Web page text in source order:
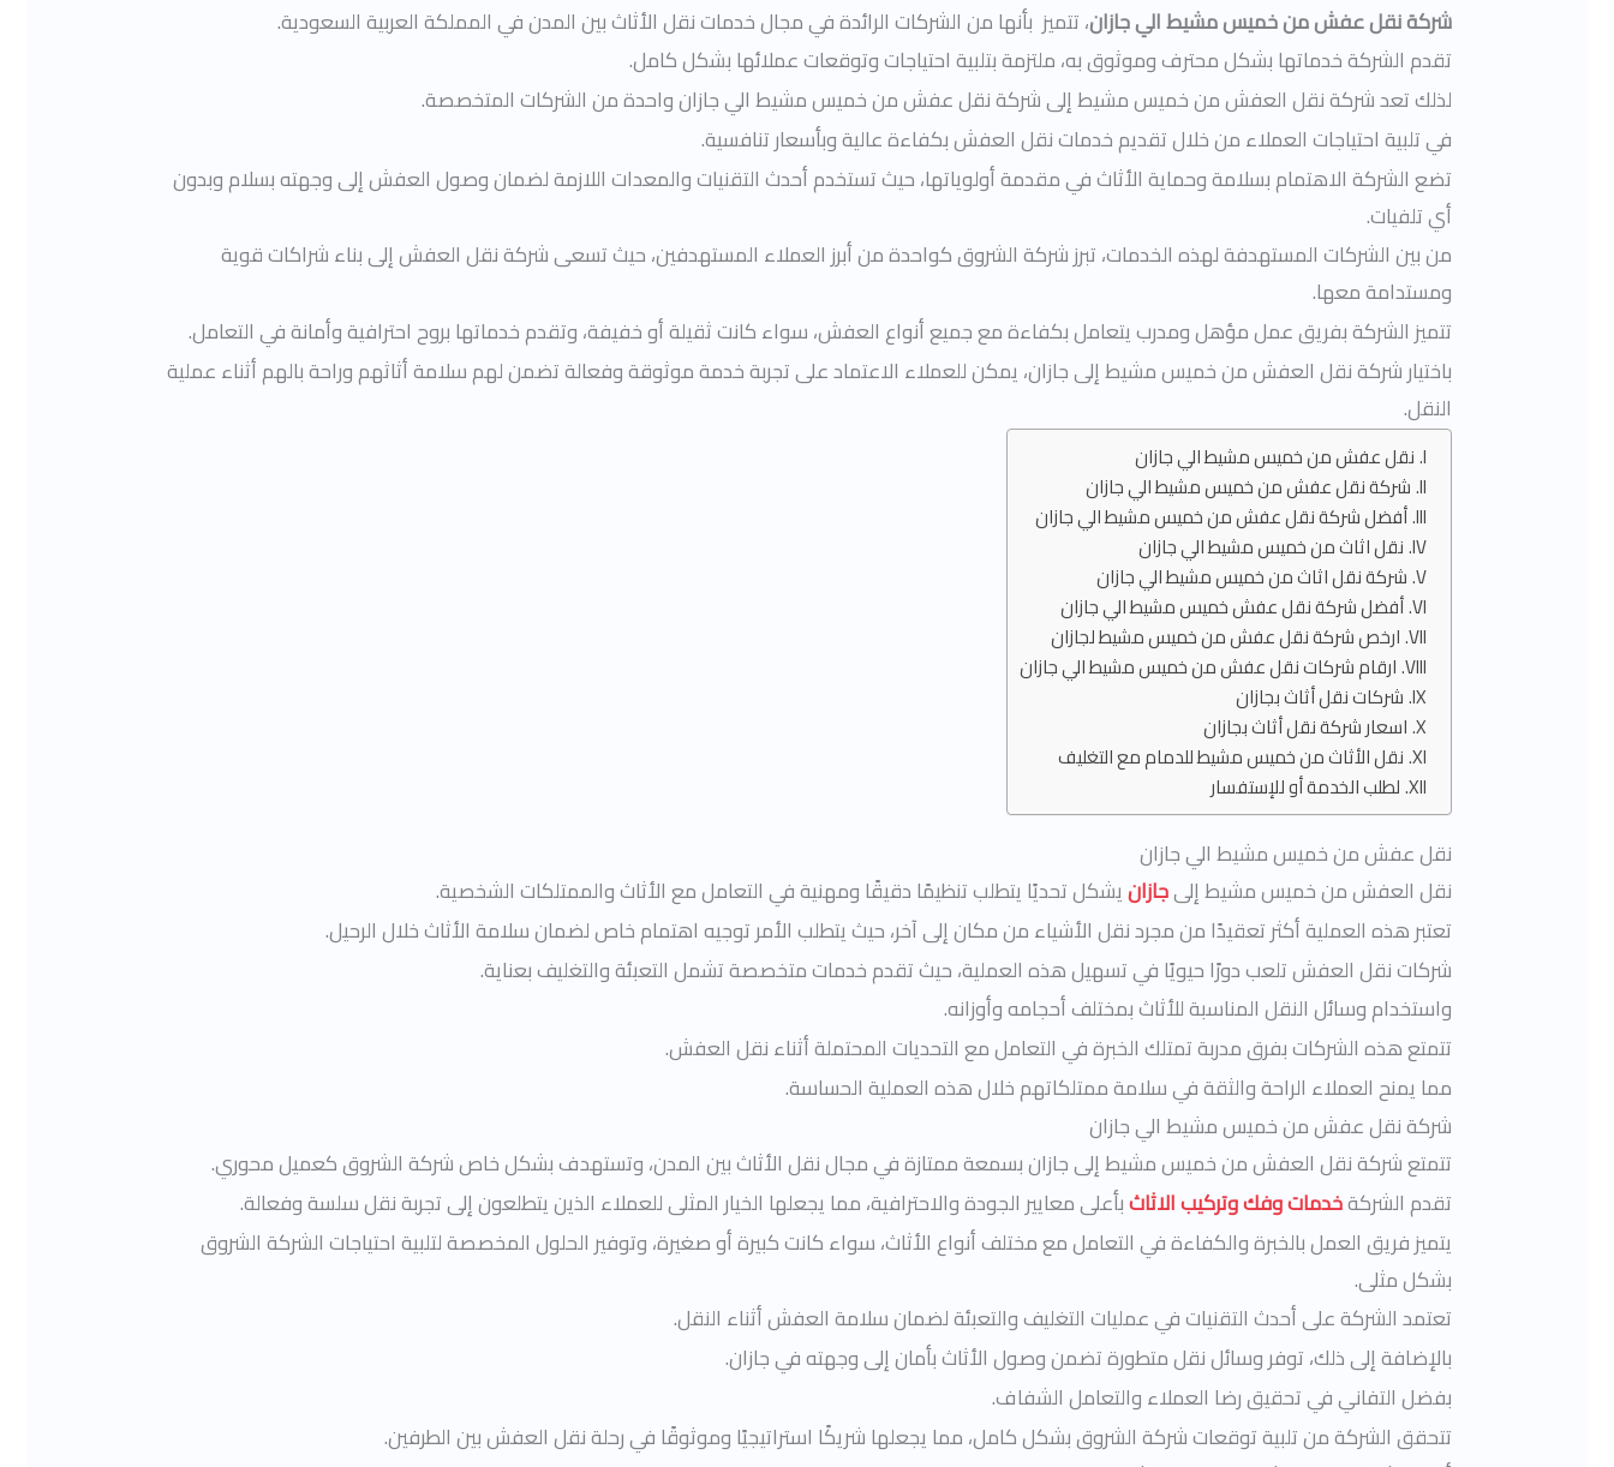
شركة نقل عفش من خميس مشيط الي جازان، تتميز بأنها من الشركات الرائدة في مجال خدمات نقل الأثاث بين المدن في المملكة العربية السعودية.
تقدم الشركة خدماتها بشكل محترف وموثوق به، ملتزمة بتلبية احتياجات وتوقعات عملائها بشكل كامل.
لذلك تعد شركة نقل العفش من خميس مشيط إلى شركة نقل عفش من خميس مشيط الي جازان واحدة من الشركات المتخصصة.
في تلبية احتياجات العملاء من خلال تقديم خدمات نقل العفش بكفاءة عالية وبأسعار تنافسية.
تضع الشركة الاهتمام بسلامة وحماية الأثاث في مقدمة أولوياتها، حيث تستخدم أحدث التقنيات والمعدات اللازمة لضمان وصول العفش إلى وجهته بسلام وبدون
أي تلفيات.
من بين الشركات المستهدفة لهذه الخدمات، تبرز شركة الشروق كواحدة من أبرز العملاء المستهدفين، حيث تسعى شركة نقل العفش إلى بناء شراكات قوية
ومستدامة معها.
تتميز الشركة بفريق عمل مؤهل ومدرب يتعامل بكفاءة مع جميع أنواع العفش، سواء كانت ثقيلة أو خفيفة، وتقدم خدماتها بروح احترافية وأمانة في التعامل.
باختيار شركة نقل العفش من خميس مشيط إلى جازان، يمكن للعملاء الاعتماد على تجربة خدمة موثوقة وفعالة تضمن لهم سلامة أثاثهم وراحة بالهم أثناء عملية
النقل.
نقل عفش من خميس مشيط الي جازان
شركة نقل عفش من خميس مشيط الي جازان
أفضل شركة نقل عفش من خميس مشيط الي جازان
نقل اثاث من خميس مشيط الي جازان
شركة نقل اثاث من خميس مشيط الي جازان
أفضل شركة نقل عفش خميس مشيط الي جازان
ارخص شركة نقل عفش من خميس مشيط لجازان
ارقام شركات نقل عفش من خميس مشيط الي جازان
شركات نقل أثاث بجازان
اسعار شركة نقل أثاث بجازان
نقل الأثاث من خميس مشيط للدمام مع التغليف
لطلب الخدمة أو للإستفسار
نقل عفش من خميس مشيط الي جازان
نقل العفش من خميس مشيط إلىجازانيشكل تحديًا يتطلب تنظيمًا دقيقًا ومهنية في التعامل مع الأثاث والممتلكات الشخصية.
تعتبر هذه العملية أكثر تعقيدًا من مجرد نقل الأشياء من مكان إلى آخر، حيث يتطلب الأمر توجيه اهتمام خاص لضمان سلامة الأثاث خلال الرحيل.
شركات نقل العفش تلعب دورًا حيويًا في تسهيل هذه العملية، حيث تقدم خدمات متخصصة تشمل التعبئة والتغليف بعناية.
واستخدام وسائل النقل المناسبة للأثاث بمختلف أحجامه وأوزانه.
تتمتع هذه الشركات بفرق مدربة تمتلك الخبرة في التعامل مع التحديات المحتملة أثناء نقل العفش.
مما يمنح العملاء الراحة والثقة في سلامة ممتلكاتهم خلال هذه العملية الحساسة.
شركة نقل عفش من خميس مشيط الي جازان
تتمتع شركة نقل العفش من خميس مشيط إلى جازان بسمعة ممتازة في مجال نقل الأثاث بين المدن، وتستهدف بشكل خاص شركة الشروق كعميل محوري.
تقدم الشركةخدمات وفك وتركيب الاثاثبأعلى معايير الجودة والاحترافية، مما يجعلها الخيار المثلى للعملاء الذين يتطلعون إلى تجربة نقل سلسة وفعالة.
يتميز فريق العمل بالخبرة والكفاءة في التعامل مع مختلف أنواع الأثاث، سواء كانت كبيرة أو صغيرة، وتوفير الحلول المخصصة لتلبية احتياجات الشركة الشروق
بشكل مثلى.
تعتمد الشركة على أحدث التقنيات في عمليات التغليف والتعبئة لضمان سلامة العفش أثناء النقل.
بالإضافة إلى ذلك، توفر وسائل نقل متطورة تضمن وصول الأثاث بأمان إلى وجهته في جازان.
بفضل التفاني في تحقيق رضا العملاء والتعامل الشفاف.
تتحقق الشركة من تلبية توقعات شركة الشروق بشكل كامل، مما يجعلها شريكًا استراتيجيًا وموثوقًا في رحلة نقل العفش بين الطرفين.